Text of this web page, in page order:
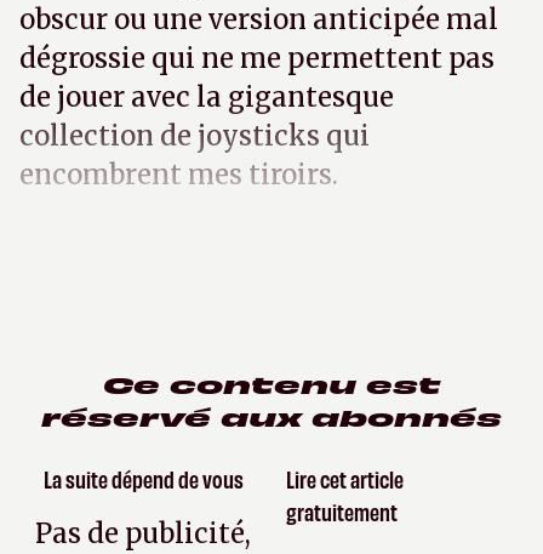
obscur ou une version anticipée mal
dégrossie qui ne me permettent pas
de jouer avec la gigantesque
collection de joysticks qui
encombrent mes tiroirs.
Ce contenu est
réservé aux abonnés
La suite dépend de vous
Pas de publicité,
Lire cet article
gratuitement